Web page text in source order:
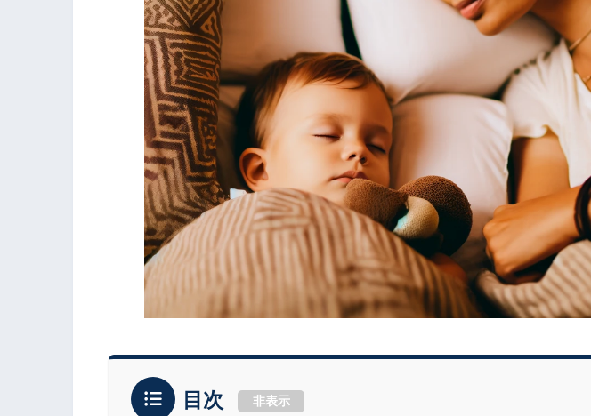
目次 非表示